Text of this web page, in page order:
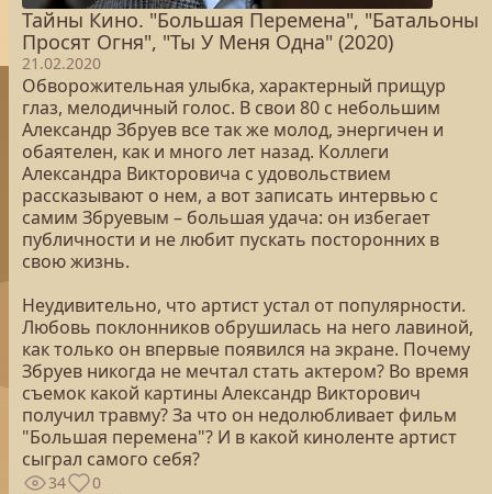
Тайны Кино. "Большая Перемена", "Батальоны
Просят Огня", "Ты У Меня Одна" (2020)
21.02.2020
Обворожительная улыбка, характерный прищур
глаз, мелодичный голос. В свои 80 с небольшим
Александр Збруев все так же молод, энергичен и
обаятелен, как и много лет назад. Коллеги
Александра Викторовича с удовольствием
рассказывают о нем, а вот записать интервью с
самим Збруевым – большая удача: он избегает
публичности и не любит пускать посторонних в
свою жизнь.
Неудивительно, что артист устал от популярности.
Любовь поклонников обрушилась на него лавиной,
как только он впервые появился на экране. Почему
Збруев никогда не мечтал стать актером? Во время
съемок какой картины Александр Викторович
получил травму? За что он недолюбливает фильм
"Большая перемена"? И в какой киноленте артист
сыграл самого себя?
34 0